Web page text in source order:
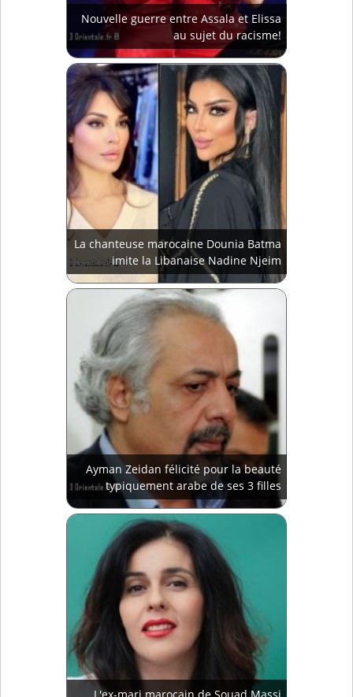
Nouvelle guerre entre Assala et Elissa
au sujet du racisme!
La chanteuse marocaine Dounia Batma
imite la Libanaise Nadine Njeim
Ayman Zeidan félicité pour la beauté
typiquement arabe de ses 3 filles